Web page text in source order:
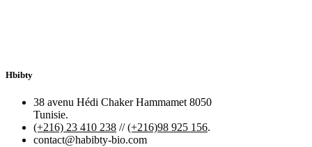
Hbibty
38 avenu Hédi Chaker Hammamet 8050
Tunisie.
(+216) 23 410 238 //(+216)98 925 156.
contact@habibty-bio.com